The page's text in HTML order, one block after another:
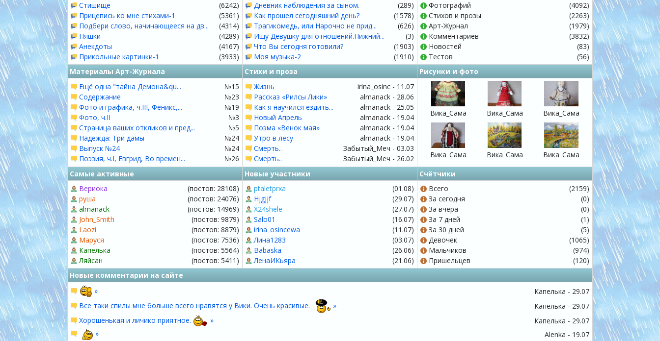
Стишище
(6242)
Прицепись ко мне стихами-1
(5361)
Подбери слово, начинающееся на дв...
(4314)
Няшки
(4289)
Анекдоты
(4167)
Прикольные картинки-1
(3933)
Дневник наблюдения за сыном.
(289)
Как прошел сегодняшний день?
(1578)
Трагикомедь, или Нарочно не прид...
(626)
Ищу Девушку для отношений.Нижний...
(3)
Что Вы сегодня готовили?
(1903)
Моя музыка-2
(1910)
Фотографий
(4092)
Стихов и прозы
(2263)
Арт-Журнал
(1979)
Комментариев
(3832)
Новостей
(83)
Тестов
(56)
Материалы Арт-Журнала
Стихи и проза
Рисунки и фото
Ещё одна "тайна Демона&qu...
№15
Содержание
№23
Фото и графика, ч.III, Феникс,...
№19
Фото, ч.II
№3
Страница ваших откликов и пред...
№5
Надежда: Три дамы
№24
Выпуск №24
№24
Поэзия, ч.I, Евгрид, Во времен...
№26
Жизнь
irina_osinc - 11.07
Рассказ «Рилсы Лики»
almanack - 28.06
Как я научился ездить...
almanack - 25.05
Новый Апрель
almanack - 19.04
Поэма «Венок мая»
almanack - 19.04
Утро в лесу
almanack - 19.04
Смерть..
Забытый_Меч - 03.03
Смерть..
Забытый_Меч - 26.02
Вика_Сама Вика_Сама Вика_Сама
Вика_Сама Вика_Сама Вика_Сама
Самые активные Новые участники
Счётчики
Вериока
(постов: 28108)
руша
(постов: 24076)
almanack
(постов: 14969)
John_Smith
(постов: 9879)
Laozi
(постов: 8879)
Маруся
(постов: 7536)
Капелька
(постов: 5564)
Ляйсан
(постов: 5411)
ptaletprxa
(01.08)
Hjgjjf
(29.07)
X24shele
(27.07)
Salo01
(16.07)
irina_osincewa
(11.07)
Лина1283
(03.07)
Babaska
(26.06)
ЛенаИКьяра
(21.06)
Всего
(2159)
За сегодня
(0)
За вчера
(0)
За 7 дней
(1)
За 30 дней
(5)
Девочек
(1065)
Мальчиков
(974)
Пришельцев
(120)
Новые комментарии на сайте
»
Капелька - 29.07
Все таки спилы мне больше всего нравятся у Вики. Очень красивые.
»
Капелька - 29.07
Хорошенькая и личико приятное.
»
Капелька - 29.07
»
Alenka - 19.07